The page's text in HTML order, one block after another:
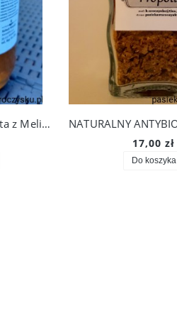
Ziołomiód Pszczeli Mięta z Melisą 1,1 kg. Prosto Z Ula Do Słoika!
17,00 zł
Do koszyka